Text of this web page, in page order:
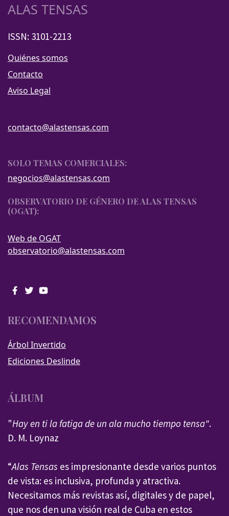
ALAS TENSAS
ISSN: 3101-2213
Quiénes somos
Contacto
Aviso Legal
contacto@alastensas.com
SOLO TEMAS COMERCIALES:
negocios@alastensas.com
OBSERVATORIO DE GÉNERO DE ALAS TENSAS
(OGAT):
Web de OGAT
observatorio@alastensas.com
RECOMENDAMOS
Árbol Invertido
Ediciones Deslinde
ÁLBUM
"Hay en ti la fatiga de un ala mucho tiempo tensa".
D. M. Loynaz
“Alas Tensas es impresionante desde varios puntos
de vista: es inclusiva, profunda y atractiva.
Necesitamos más revistas así, digitales y de papel,
que nos den una visión real de Cuba en estos